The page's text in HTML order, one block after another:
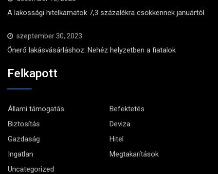
A lakossági hitelkamatok 7,3 százalékra csökkennek januártól
szeptember 30, 2023
Önerő lakásvásárláshoz: Nehéz helyzetben a fiatalok
Felkapott
Állami támogatás
Befektetés
Biztosítás
Deviza
Gazdaság
Hitel
Ingatlan
Megtakarítások
Uncategorized